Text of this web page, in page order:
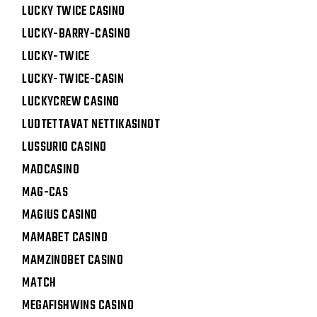
LUCKY TWICE CASINO
LUCKY-BARRY-CASINO
LUCKY-TWICE
LUCKY-TWICE-CASIN
LUCKYCREW CASINO
LUOTETTAVAT NETTIKASINOT
LUSSURIO CASINO
MADCASINO
MAG-CAS
MAGIUS CASINO
MAMABET CASINO
MAMZINOBET CASINO
MATCH
MEGAFISHWINS CASINO